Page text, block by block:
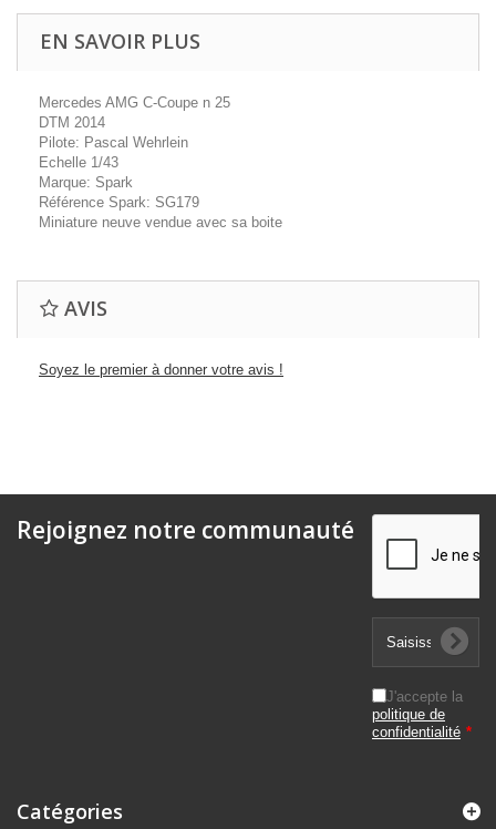
EN SAVOIR PLUS
Mercedes AMG C-Coupe n 25
DTM 2014
Pilote: Pascal Wehrlein
Echelle 1/43
Marque: Spark
Référence Spark: SG179
Miniature neuve vendue avec sa boite
AVIS
Soyez le premier à donner votre avis !
Rejoignez notre communauté
J'accepte la
politique de
confidentialité *
Catégories